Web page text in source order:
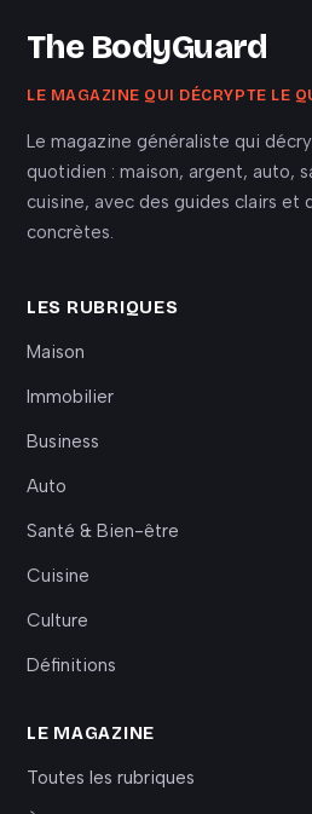
The BodyGuard
LE MAGAZINE QUI DÉCRYPTE LE
Le magazine généraliste qui
quotidien : maison, argent, auto,
cuisine, avec des guides clairs et
concrètes.
LES RUBRIQUES
Maison
Immobilier
Business
Auto
Santé & Bien-être
Cuisine
Culture
Définitions
LE MAGAZINE
Toutes les rubriques